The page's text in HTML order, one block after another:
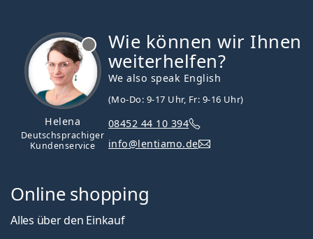
Helena
Deutschsprachiger
Kundenservice
Wie können wir Ihnen
weiterhelfen?
We also speak English
(Mo-Do: 9-17 Uhr, Fr: 9-16 Uhr)
08452 44 10 394
info@lentiamo.de
Online shopping
Alles über den Einkauf